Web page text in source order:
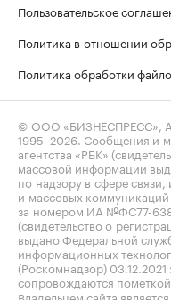
Пользовательское
Политика в отношении
Политика обработки
© ООО «БИЗНЕСПРЕСС»,
1995–2026 . Сообщения и
агентства «РБК»
массовой информации
по надзору в сфере
и массовых
за номером ИА №ФС77-
(свидетельство о
выдано Федеральной
информационных
(Роскомнадзор)
сопровождаются пометкой
Владельцем сайта